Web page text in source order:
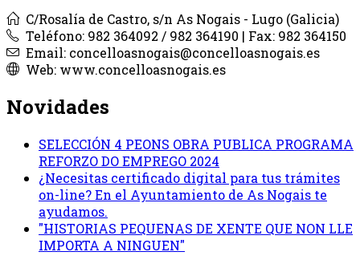
C/Rosalía de Castro, s/n As Nogais - Lugo (Galicia)
Teléfono: 982 364092 / 982 364190 | Fax: 982 364150
Email: concelloasnogais@concelloasnogais.es
Web: www.concelloasnogais.es
Novidades
SELECCIÓN 4 PEONS OBRA PUBLICA PROGRAMA
REFORZO DO EMPREGO 2024
¿Necesitas certificado digital para tus trámites
on-line? En el Ayuntamiento de As Nogais te
ayudamos.
"HISTORIAS PEQUENAS DE XENTE QUE NON LLE
IMPORTA A NINGUEN"